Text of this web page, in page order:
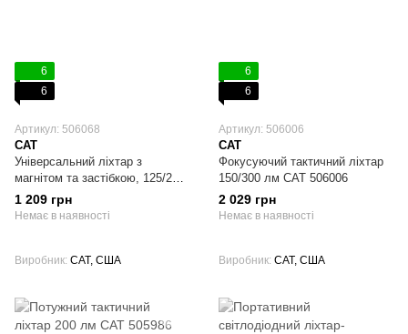
6
6
Артикул: 506068
CAT
Універсальний ліхтар з
магнітом та застібкою, 125/250
лм CAT 506068
1 209 грн
Немає в наявності
Виробник CAT, США
6
6
Артикул: 506006
CAT
Фокусуючий тактичний ліхтар
150/300 лм CAT 506006
2 029 грн
Немає в наявності
Виробник CAT, США